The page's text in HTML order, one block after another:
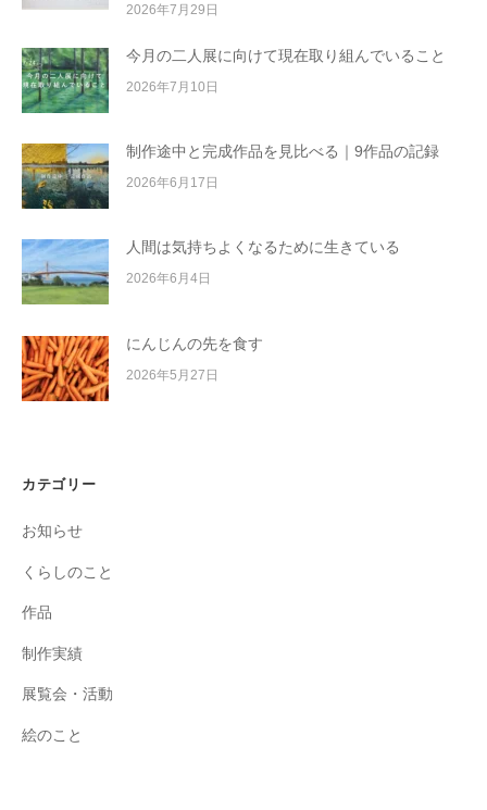
2026年7月29日
今月の二人展に向けて現在取り組んでいること
2026年7月10日
制作途中と完成作品を見比べる｜9作品の記録
2026年6月17日
人間は気持ちよくなるために生きている
2026年6月4日
にんじんの先を食す
2026年5月27日
カテゴリー
お知らせ
くらしのこと
作品
制作実績
展覧会・活動
絵のこと